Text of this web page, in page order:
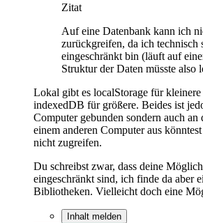
Zitat
Auf eine Datenbank kann ich
zurückgreifen, da ich technisch
eingeschränkt bin (läuft auf
Struktur der Daten müsste also
Lokal gibt es localStorage für kleinere
indexedDB für größere. Beides ist
Computer gebunden sondern auch
einem anderen Computer aus
nicht zugreifen.
Du schreibst zwar, dass deine
eingeschränkt sind, ich finde da aber
Bibliotheken. Vielleicht doch eine
Inhalt melden